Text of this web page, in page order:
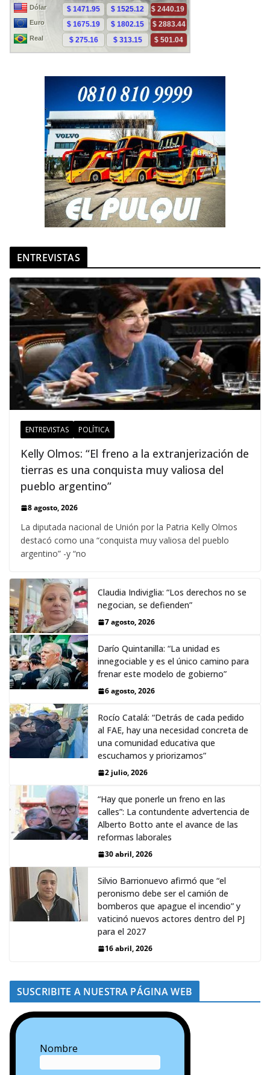
ENTREVISTAS
ENTREVISTAS POLÍTICA
Kelly Olmos: “El freno a la extranjerización de
tierras es una conquista muy valiosa del
pueblo argentino”
8 agosto, 2026
La diputada nacional de Unión por la Patria Kelly Olmos
destacó como una “conquista muy valiosa del pueblo
argentino” -y “no
Claudia Indiviglia: “Los derechos no se
negocian, se defienden”
7 agosto, 2026
Darío Quintanilla: “La unidad es
innegociable y es el único camino para
frenar este modelo de gobierno”
6 agosto, 2026
Rocío Catalá: “Detrás de cada pedido
al FAE, hay una necesidad concreta de
una comunidad educativa que
escuchamos y priorizamos”
2 julio, 2026
“Hay que ponerle un freno en las
calles”: La contundente advertencia de
Alberto Botto ante el avance de las
reformas laborales
30 abril, 2026
Silvio Barrionuevo afirmó que “el
peronismo debe ser el camión de
bomberos que apague el incendio” y
vaticinó nuevos actores dentro del PJ
para el 2027
16 abril, 2026
SUSCRIBITE A NUESTRA PÁGINA WEB
Nombre